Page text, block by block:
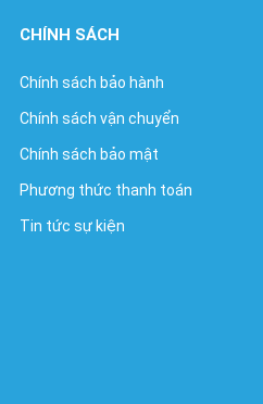
CHÍNH SÁCH
Chính sách bảo hành
Chính sách vận chuyển
Chính sách bảo mật
Phương thức thanh toán
Tin tức sự kiện